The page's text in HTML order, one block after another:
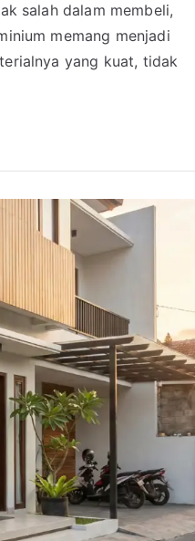
salah dalam membeli,
memang menjadi
yang kuat, tidak